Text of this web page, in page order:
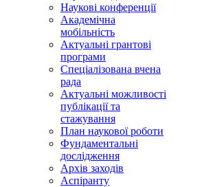
Наукові конференції
Академічна
мобільність
Актуальні грантові
програми
Спеціалізована вчена
рада
Актуальні можливості
публікації та
стажування
План наукової роботи
Фундаментальні
дослідження
Архів заходів
Аспіранту